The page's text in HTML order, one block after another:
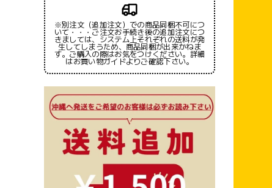
※別注文（追加注文）での商品同梱不可につ
いて・・・ご注文お手続き後の追加注文につ
きましては、システム上それぞれの送料が発
生してしまうため、商品同梱が出来かねま
す。ご購入の際はお気をつけください。詳細
はお買い物ガイドよりご確認下さい。